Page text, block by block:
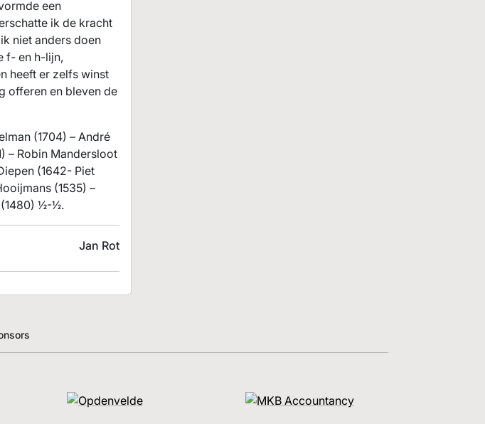
een
ik de kracht
niet anders doen
f- en h-lijn,
heeft er zelfs winst
offeren en bleven de
(1704) – André
– Robin Mandersloot
(1642- Piet
(1535) –
(1480) ½-½.
Jan Rot